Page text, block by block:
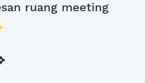
ruang meeting